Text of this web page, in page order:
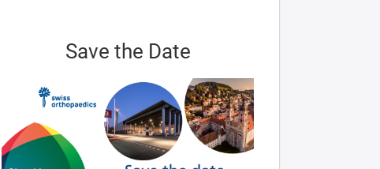
Save the Date